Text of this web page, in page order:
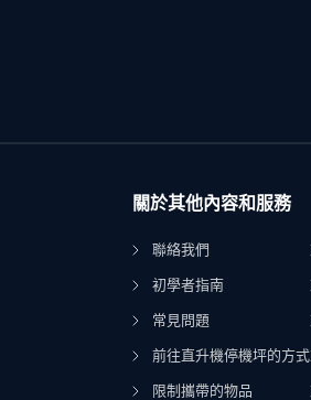
關於其他內容和服務
聯絡我們
初學者指南
常見問題
前往直升機停機坪的方式
限制攜帶的物品